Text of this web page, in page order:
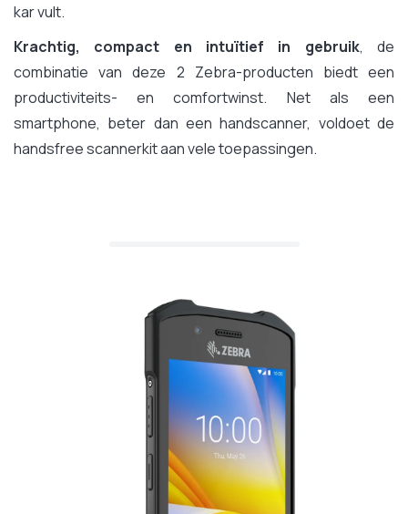
kar vult.
Krachtig, compact en intuïtief in gebruik, de
combinatie van deze 2 Zebra-producten biedt een
productiviteits- en comfortwinst. Net als een
smartphone, beter dan een handscanner, voldoet de
handsfree scannerkit aan vele toepassingen.